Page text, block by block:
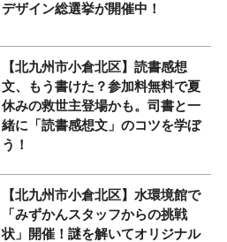
デザイン総選挙が開催中！
【北九州市小倉北区】読書感想
文、もう書けた？参加料無料で夏
休みの救世主登場かも。司書と一
緒に「読書感想文」のコツを学ぼ
う！
【北九州市小倉北区】水環境館で
「みずかんスタッフからの挑戦
状」開催！謎を解いてオリジナル